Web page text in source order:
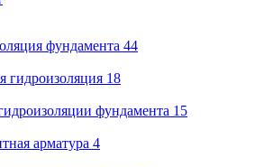
фундамента 44
гидроизоляция 18
фундамента 15
арматура 4